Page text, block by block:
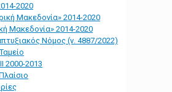
2020
Μακεδονία» 2014-2020
Μακεδονία» 2014-2020
Νόμος (ν. 4887/2022)
2000-2013